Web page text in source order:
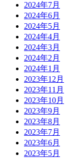
2024年7月
2024年6月
2024年5月
2024年4月
2024年3月
2024年2月
2024年1月
2023年12月
2023年11月
2023年10月
2023年9月
2023年8月
2023年7月
2023年6月
2023年5月